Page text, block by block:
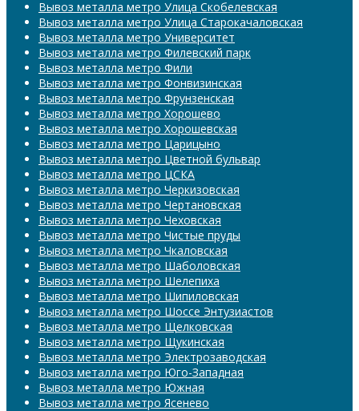
Вывоз металла метро Улица Скобелевская
Вывоз металла метро Улица Старокачаловская
Вывоз металла метро Университет
Вывоз металла метро Филевский парк
Вывоз металла метро Фили
Вывоз металла метро Фонвизинская
Вывоз металла метро Фрунзенская
Вывоз металла метро Хорошево
Вывоз металла метро Хорошевская
Вывоз металла метро Царицыно
Вывоз металла метро Цветной бульвар
Вывоз металла метро ЦСКА
Вывоз металла метро Черкизовская
Вывоз металла метро Чертановская
Вывоз металла метро Чеховская
Вывоз металла метро Чистые пруды
Вывоз металла метро Чкаловская
Вывоз металла метро Шаболовская
Вывоз металла метро Шелепиха
Вывоз металла метро Шипиловская
Вывоз металла метро Шоссе Энтузиастов
Вывоз металла метро Щелковская
Вывоз металла метро Щукинская
Вывоз металла метро Электрозаводская
Вывоз металла метро Юго-Западная
Вывоз металла метро Южная
Вывоз металла метро Ясенево